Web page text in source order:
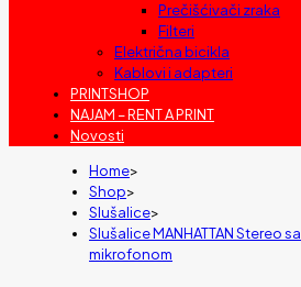
Prečišćivači zraka
Filteri
Električna bicikla
Kablovi i adapteri
PRINTSHOP
NAJAM – RENT A PRINT
Novosti
Home>
Shop>
Slušalice>
Slušalice MANHATTAN Stereo sa
mikrofonom